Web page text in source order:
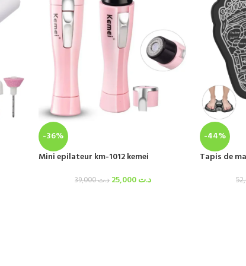
-36%
Mini epilateur km-1012 kemei
د.ت39,000 د.ت
-44%
Tapis de